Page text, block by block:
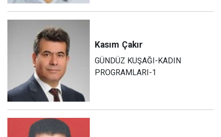
Kasım Çakır
GÜNDÜZ KUŞAĞI-KADIN
PROGRAMLARI-1